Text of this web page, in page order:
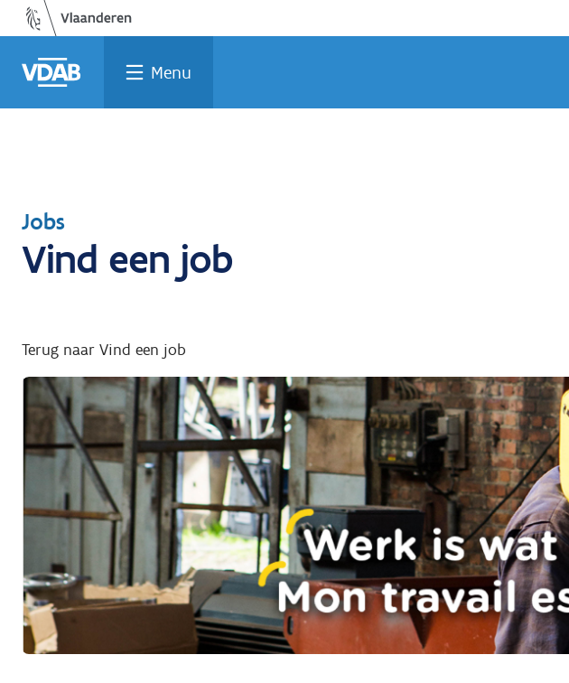
Ga
naar
de
inhoud
Vind
een
job
Vind
een
opleiding
Welke
job
past
bij
Terug
naar
home
Menu
Terug
naar
Jobs
Vind een job
Terug naar Vind een job